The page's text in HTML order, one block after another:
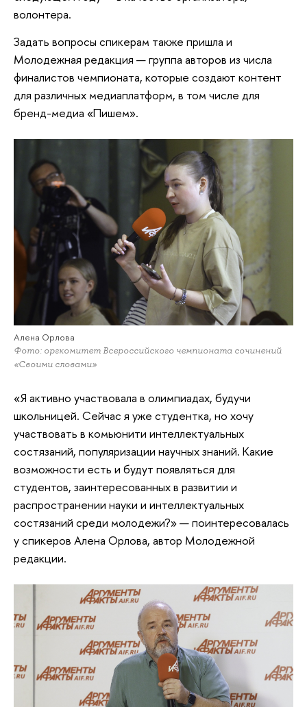
волонтера.
Задать вопросы спикерам также пришла и
Молодежная редакция — группа авторов из числа
финалистов чемпионата, которые создают контент
для различных медиаплатформ, в том числе для
бренд-медиа «Пишем».
Алена Орлова
Фото: оргкомитет Всероссийского чемпионата сочинений
«Своими словами»
«Я активно участвовала в олимпиадах, будучи
школьницей. Сейчас я уже студентка, но хочу
участвовать в комьюнити интеллектуальных
состязаний, популяризации научных знаний. Какие
возможности есть и будут появляться для
студентов, заинтересованных в развитии и
распространении науки и интеллектуальных
состязаний среди молодежи?» — поинтересовалась
у спикеров Алена Орлова, автор Молодежной
редакции.